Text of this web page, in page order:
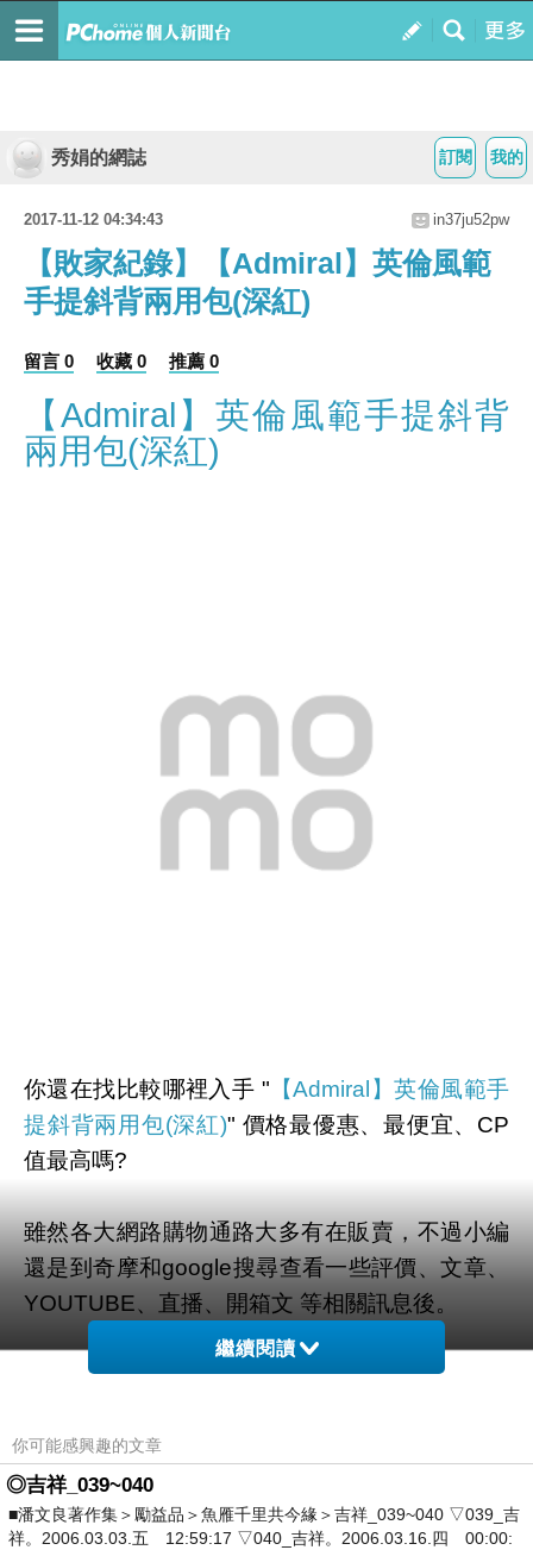
我的
訂閱
秀娟的網誌
2017-11-12 04:34:43 in37ju52pw
【敗家紀錄】【Admiral】英倫風範
手提斜背兩用包(深紅)
留言 0 收藏 0 推薦 0
【Admiral】英倫風範手提斜背
兩用包(深紅)
你還在找比較哪裡入手 " 【Admiral】英倫風範手
提斜背兩用包(深紅)" 價格最優惠、最便宜、CP
值最高嗎?
雖然各大網路購物通路大多有在販賣，不過小編
還是到奇摩和google搜尋查看一些評價、文章、
YOUTUBE、直播、開箱文 等相關訊息後。
幫您整理出來在momo購物網最划算啦。
有需要的網友們可以點擊下面按鈕即可獲得最新
的優惠折扣喔！
繼續閱讀
你可能感興趣的文章
◎吉祥_039~040
■潘文良著作集＞勵益品＞魚雁千里共今緣＞吉祥_039~040 ▽039_吉
祥。2006.03.03.五 12:59:17 ▽040_吉祥。2006.03.16.四 00:00: